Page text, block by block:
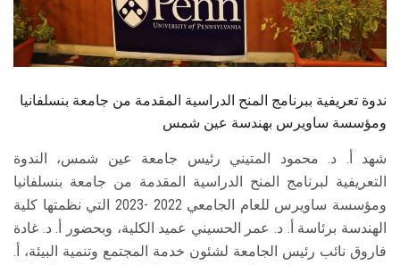
الزائـرون
ندوة تعريفية ببرنامج المنح الدراسية المقدمة من جامعة بنسلفانيا
ومؤسسة ساويرس بهندسة عين شمس
شهد أ. د. محمود المتيني رئيس جامعة عين شمس، الندوة
التعريفية لبرنامج المنح الدراسية المقدمة من جامعة بنسلفانيا
ومؤسسة ساويرس للعام الجامعي 2022 -2023 التي نظمتها كلية
الهندسة برئاسة أ. د. عمر الحسيني عميد الكلية، وبحضور أ. د. غادة
فاروق نائب رئيس الجامعة لشئون خدمة المجتمع وتنمية البيئة، أ.